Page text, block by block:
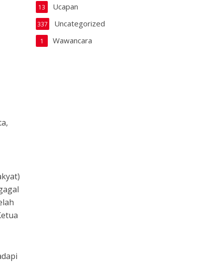
Ucapan
13
Uncategorized
337
Wawancara
1